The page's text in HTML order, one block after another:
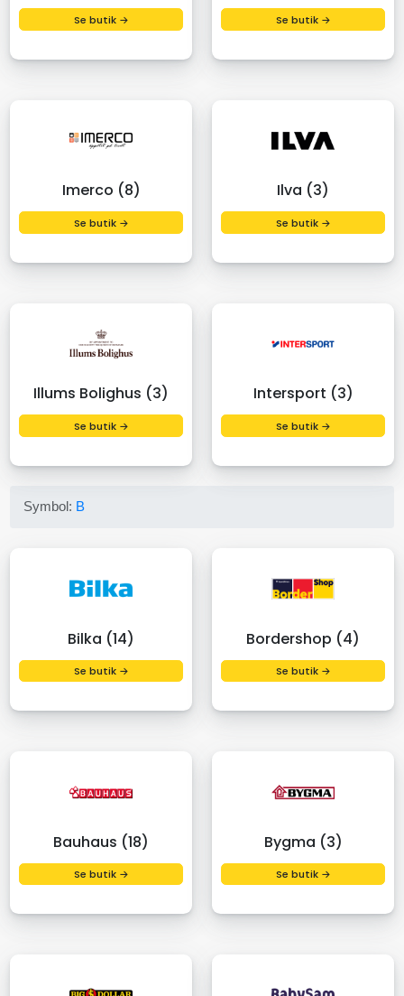
Se butik → Se butik →
Imerco (8)
Se butik →
Ilva (3)
Se butik →
Illums Bolighus (3)
Se butik →
Intersport (3)
Se butik →
Symbol: B
Bilka (14)
Se butik →
Bordershop (4)
Se butik →
Bauhaus (18)
Se butik →
Bygma (3)
Se butik →